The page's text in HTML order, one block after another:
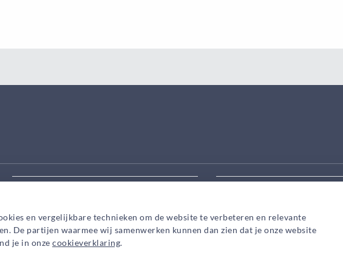
en vergelijkbare technieken om de website te verbeteren en relevante
De partijen waarmee wij samenwerken kunnen dan zien dat je onze website
je in onze cookieverklaring.